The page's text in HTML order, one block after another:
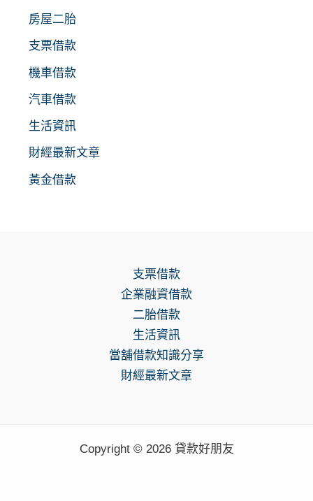
房屋二胎
支票借款
機車借款
汽車借款
生活資訊
財經最新文章
黃金借款
支票借款
企業融資借款
二胎借款
生活資訊
當舖借款知識分享
財經最新文章
Copyright © 2026 貸款好朋友